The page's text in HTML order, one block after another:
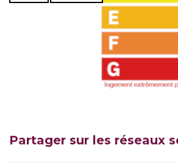
Partager sur les réseaux